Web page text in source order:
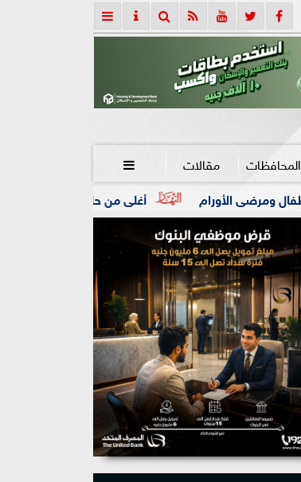
المحافظات مقالات 
أغلى من حاملات الطائرات.. كل ما تريد معرفته عن